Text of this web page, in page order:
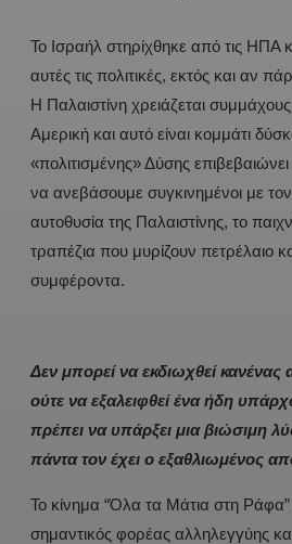
Το Ισραήλ στηρίχθηκε από τις ΗΠΑ
αυτές τις πολιτικές, εκτός και αν
Η Παλαιστίνη χρειάζεται συμμάχους
Αμερική και αυτό είναι κομμάτι
«πολιτισμένης» Δύσης
να ανεβάσουμε συγκινημένοι με
αυτοθυσία της Παλαιστίνης, το
τραπέζια που μυρίζουν πετρέλαιο
συμφέροντα.
Δεν μπορεί να εκδιωχθεί
ούτε να εξαλειφθεί ένα ήδη
πρέπει να υπάρξει μια βιώσιμη
πάντα τον έχει ο εξαθλιωμένος
Το κίνημα “Όλα τα Μάτια στη Ράφα”
σημαντικός φορέας αλληλεγγύης